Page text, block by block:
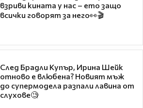
взриви кината у нас – ето защо
всички говорят за него👀🎬
След Брадли Купър, Ирина Шейк
отново е влюбена? Новият мъж
до супермодела разпали лавина от
слухове🧐